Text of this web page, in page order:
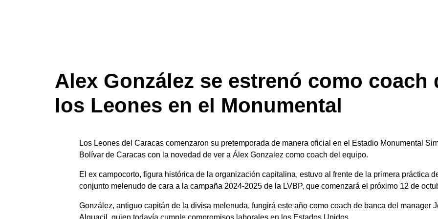
Alex González se estrenó como coach
los Leones en el Monumental
Los Leones del Caracas comenzaron su pretemporada de manera oficial en el Estadio Monumental
Bolívar de Caracas con la novedad de ver a Álex Gonzalez como coach del equipo.
El ex campocorto, figura histórica de la organización capitalina, estuvo al frente de la primera práctica
conjunto melenudo de cara a la campaña 2024-2025 de la LVBP, que comenzará el próximo 12 de
González, antiguo capitán de la divisa melenuda, fungirá este año como coach de banca del manager
Alguacil, quien todavía cumple compromisos laborales en los Estados Unidos.